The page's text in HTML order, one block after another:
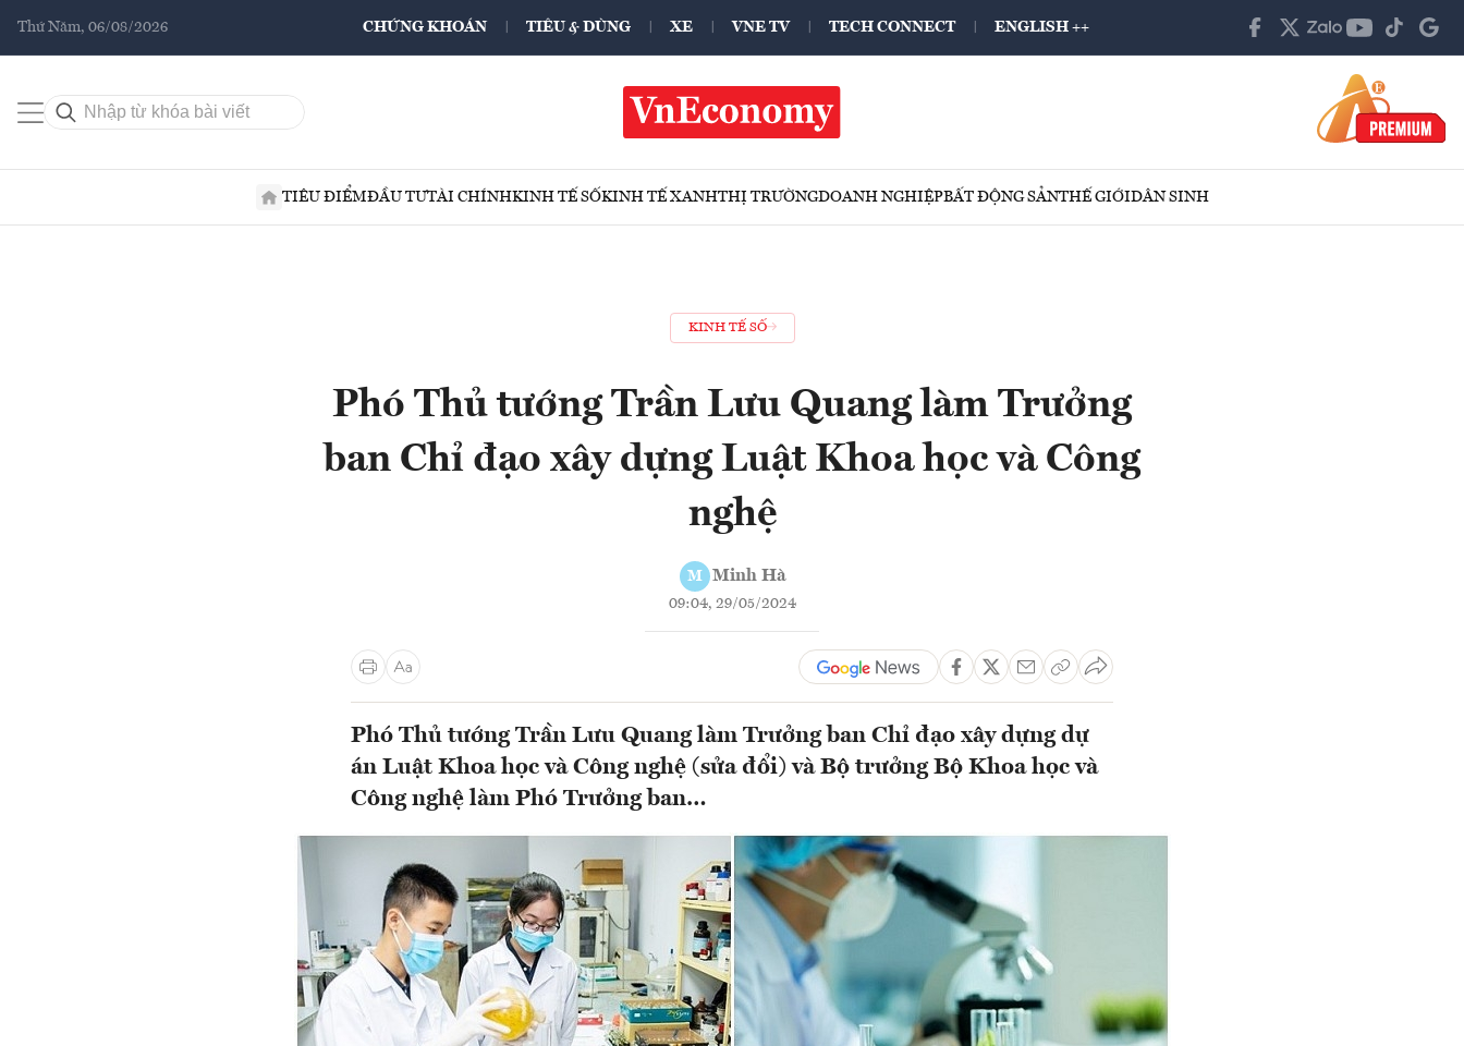
Thứ Năm, 06/08/2026 CHỨNG KHOÁN TIÊU & DÙNG XE VNE TV TECH CONNECT ENGLISH ++
TIÊU ĐIỂMĐẦU TƯTÀI CHÍNHKINH TẾ SỐKINH TẾ XANHTHỊ TRƯỜNGDOANH NGHIỆPBẤT ĐỘNG SẢNTHẾ GIỚIDÂN SINH
KINH TẾ SỐ
Phó Thủ tướng Trần Lưu Quang làm Trưởng
ban Chỉ đạo xây dựng Luật Khoa học và Công
nghệ
M Minh Hà
09:04, 29/05/2024
Phó Thủ tướng Trần Lưu Quang làm Trưởng ban Chỉ đạo xây dựng dự
án Luật Khoa học và Công nghệ (sửa đổi) và Bộ trưởng Bộ Khoa học và
Công nghệ làm Phó Trưởng ban…